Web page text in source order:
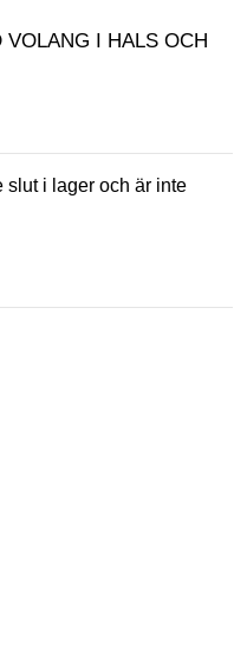
VOLANG I HALS OCH
slut i lager och är inte